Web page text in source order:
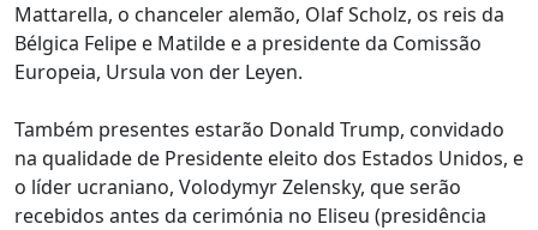
Mattarella, o chanceler alemão, Olaf Scholz, os reis da
Bélgica Felipe e Matilde e a presidente da Comissão
Europeia, Ursula von der Leyen.
Também presentes estarão Donald Trump, convidado
na qualidade de Presidente eleito dos Estados Unidos, e
o líder ucraniano, Volodymyr Zelensky, que serão
recebidos antes da cerimónia no Eliseu (presidência